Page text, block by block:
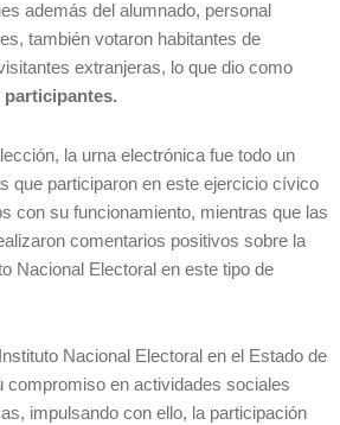
además del alumnado, personal
también votaron habitantes de
extranjeras, lo que dio como
participantes.
la urna electrónica fue todo un
que participaron en este ejercicio cívico
con su funcionamiento, mientras que las
comentarios positivos sobre la
Nacional Electoral en este tipo de
Nacional Electoral en el Estado de
compromiso en actividades sociales
impulsando con ello, la participación